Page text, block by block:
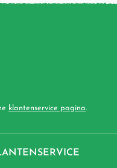
klantenservice pagina.